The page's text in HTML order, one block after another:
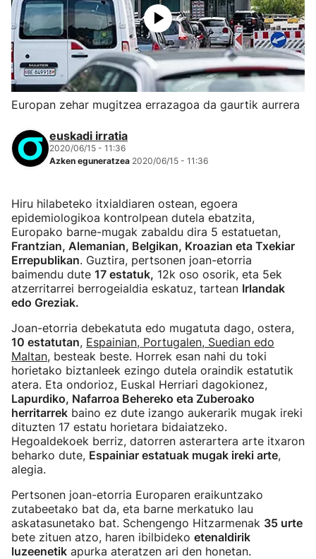
Europan zehar mugitzea errazagoa da gaurtik aurrera
euskadi irratia
2020/06/15 - 11:36
Azken eguneratzea 2020/06/15 - 11:36
Hiru hilabeteko itxialdiaren ostean, egoera
epidemiologikoa kontrolpean dutela ebatzita,
Europako barne-mugak zabaldu dira 5 estatuetan,
Frantzian, Alemanian, Belgikan, Kroazian eta Txekiar
Errepublikan. Guztira, pertsonen joan-etorria
baimendu dute 17 estatuk, 12k oso osorik, eta 5ek
atzerritarrei berrogeialdia eskatuz, tartean Irlandak
edo Greziak.
Joan-etorria debekatuta edo mugatuta dago, ostera,
10 estatutan, Espainian, Portugalen, Suedian edo
Maltan, besteak beste. Horrek esan nahi du toki
horietako biztanleek ezingo dutela oraindik estatutik
atera. Eta ondorioz, Euskal Herriari dagokionez,
Lapurdiko, Nafarroa Behereko eta Zuberoako
herritarrek baino ez dute izango aukerarik mugak ireki
dituzten 17 estatu horietara bidaiatzeko.
Hegoaldekoek berriz, datorren asterartera arte itxaron
beharko dute, Espainiar estatuak mugak ireki arte,
alegia.
Pertsonen joan-etorria Europaren eraikuntzako
zutabeetako bat da, eta barne merkatuko lau
askatasunetako bat. Schengengo Hitzarmenak 35 urte
bete zituen atzo, haren ibilbideko etenaldirik
luzeenetik apurka ateratzen ari den honetan.